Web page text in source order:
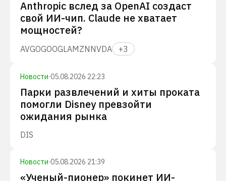
Anthropic вслед за OpenAI создаст
свой ИИ-чип. Claude не хватает
мощностей?
AVGOGOOGLAMZNNVDA +3
Новости·05.08.2026 22:23
Парки развлечений и хиты проката
помогли Disney превзойти
ожидания рынка
DIS
Новости·05.08.2026 21:39
«Ученый-пионер» покинет ИИ-